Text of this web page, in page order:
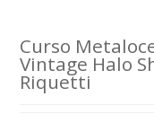
Curso
Vintage Halo
Riquetti